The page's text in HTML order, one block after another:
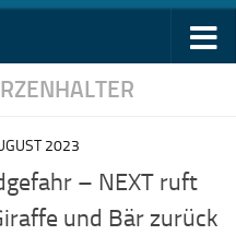
2023
– NEXT ruft
und Bär zurück